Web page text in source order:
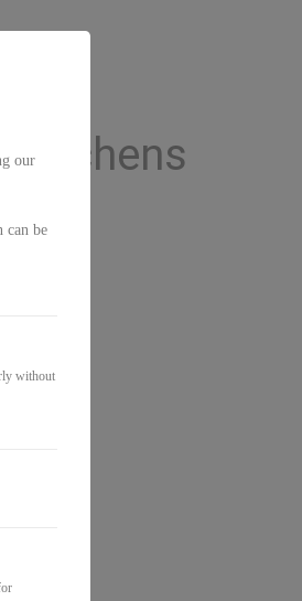
our
can be
without